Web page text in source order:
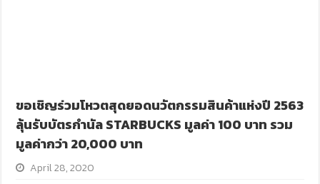
ขอเชิญร่วมโหวตสุดยอดนวัตกรรมสินค้าแห่งปี 2563
ลุ้นรับบัตรกำนัล STARBUCKS มูลค่า 100 บาท รวม
มูลค่ากว่า 20,000 บาท
April 28, 2020